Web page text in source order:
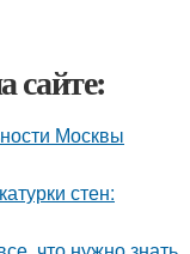
сайте:
Москвы
стен: